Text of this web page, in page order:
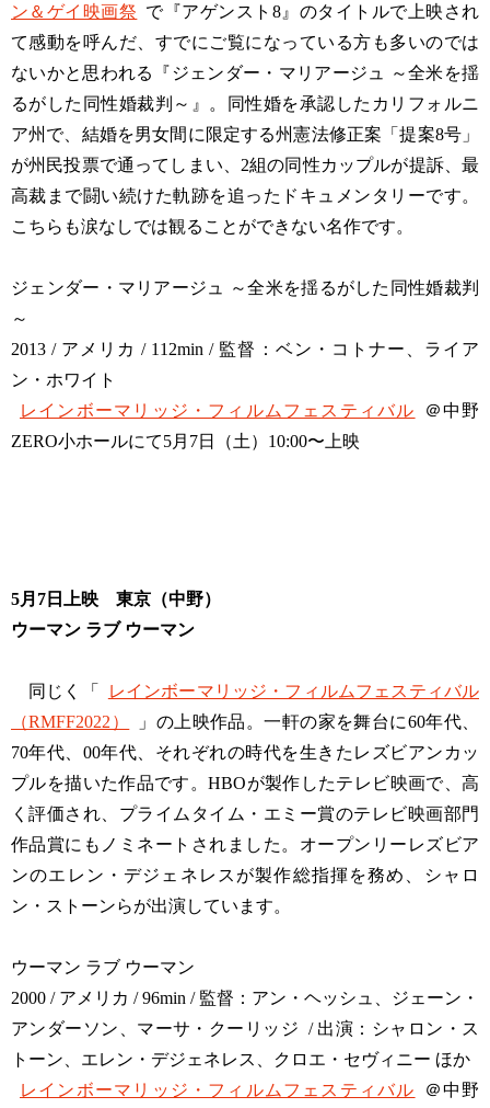
ン＆ゲイ映画祭 で『アゲンスト8』のタイトルで上映され
て感動を呼んだ、すでにご覧になっている方も多いのでは
ないかと思われる『ジェンダー・マリアージュ ～全米を揺
るがした同性婚裁判～』。同性婚を承認したカリフォルニ
ア州で、結婚を男女間に限定する州憲法修正案「提案8号」
が州民投票で通ってしまい、2組の同性カップルが提訴、最
高裁まで闘い続けた軌跡を追ったドキュメンタリーです。
こちらも涙なしでは観ることができない名作です。
ジェンダー・マリアージュ ～全米を揺るがした同性婚裁判
～
2013 / アメリカ / 112min / 監督：ベン・コトナー、ライア
ン・ホワイト
レインボーマリッジ・フィルムフェスティバル
＠中野
ZERO小ホールにて5月7日（土）10:00〜上映
5月7日上映 東京（中野）
ウーマン ラブ ウーマン
同じく「
レインボーマリッジ・フィルムフェスティバル
（RMFF2022）
」の上映作品。一軒の家を舞台に60年代、
70年代、00年代、それぞれの時代を生きたレズビアンカッ
プルを描いた作品です。HBOが製作したテレビ映画で、高
く評価され、プライムタイム・エミー賞のテレビ映画部門
作品賞にもノミネートされました。オープンリーレズビア
ンのエレン・デジェネレスが製作総指揮を務め、シャロ
ン・ストーンらが出演しています。
ウーマン ラブ ウーマン
2000 / アメリカ / 96min / 監督：アン・ヘッシュ、ジェーン・
アンダーソン、マーサ・クーリッジ / 出演：シャロン・ス
トーン、エレン・デジェネレス、クロエ・セヴィニー ほか
レインボーマリッジ・フィルムフェスティバル
＠中野